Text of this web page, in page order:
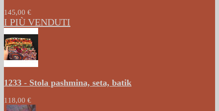
145,00 €
I PIÙ VENDUTI
1233 - Stola pashmina, seta, batik
118,00 €